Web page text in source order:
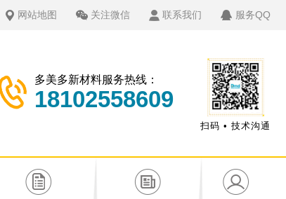
网站地图 关注微信 联系我们 服务QQ
多美多新材料服务热线：
18102558609
扫码 • 技术沟通